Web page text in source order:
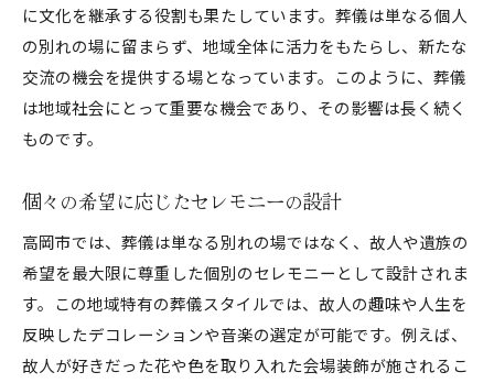
に文化を継承する役割も果たしています。葬儀は単なる個人
の別れの場に留まらず、地域全体に活力をもたらし、新たな
交流の機会を提供する場となっています。このように、葬儀
は地域社会にとって重要な機会であり、その影響は長く続く
ものです。
個々の希望に応じたセレモニーの設計
高岡市では、葬儀は単なる別れの場ではなく、故人や遺族の
希望を最大限に尊重した個別のセレモニーとして設計されま
す。この地域特有の葬儀スタイルでは、故人の趣味や人生を
反映したデコレーションや音楽の選定が可能です。例えば、
故人が好きだった花や色を取り入れた会場装飾が施されるこ